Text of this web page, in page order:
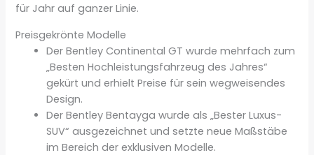
für Jahr auf ganzer Linie.
Preisgekrönte Modelle
Der Bentley Continental GT wurde mehrfach zum
„Besten Hochleistungsfahrzeug des Jahres“
gekürt und erhielt Preise für sein wegweisendes
Design.
Der Bentley Bentayga wurde als „Bester Luxus-
SUV“ ausgezeichnet und setzte neue Maßstäbe
im Bereich der exklusiven Modelle.